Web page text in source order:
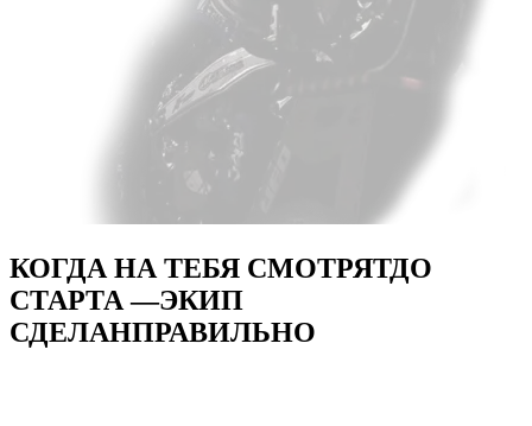
КОГДА НА ТЕБЯ СМОТРЯТДО
СТАРТА —ЭКИП
СДЕЛАНПРАВИЛЬНО